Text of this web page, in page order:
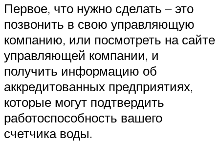
Первое, что нужно сделать – это
позвонить в свою управляющую
компанию, или посмотреть на сайте
управляющей компании, и
получить информацию об
аккредитованных предприятиях,
которые могут подтвердить
работоспособность вашего
счетчика воды.